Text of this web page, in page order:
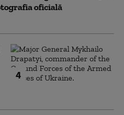
oficială
4